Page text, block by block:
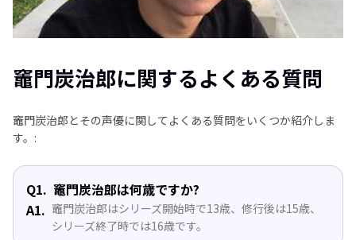
竈門炭治郎に関するよくある質問
竈門炭治郎とその声優に関してよくある質問をいくつか紹介しま
す。:
Q1. 竈門炭治郎は何歳ですか?
A1. 竈門炭治郎はシリーズ開始時で13歳、修行後は15歳、
シリーズ終了時では16歳です。